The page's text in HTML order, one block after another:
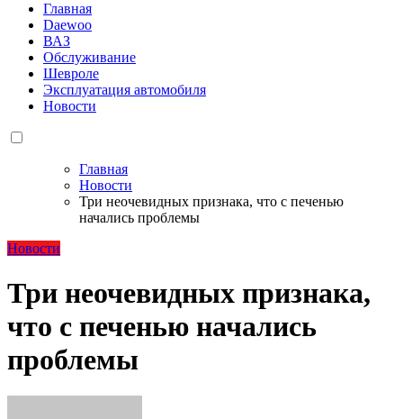
Главная
Daewoo
ВАЗ
Обслуживание
Шевроле
Эксплуатация автомобиля
Новости
Главная
Новости
Три неочевидных признака, что с печенью
начались проблемы
Новости
Три неочевидных признака,
что с печенью начались
проблемы